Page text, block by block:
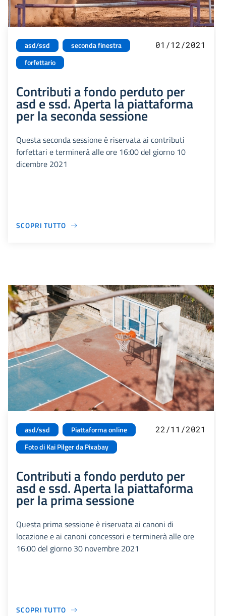
asd/ssd
seconda finestra
forfettario
01/12/2021
Contributi a fondo perduto per
asd e ssd. Aperta la piattaforma
per la seconda sessione
Questa seconda sessione è riservata ai contributi
forfettari e terminerà alle ore 16:00 del giorno 10
dicembre 2021
SCOPRI TUTTO
asd/ssd
Piattaforma online
Foto di Kai Pilger da Pixabay
22/11/2021
Contributi a fondo perduto per
asd e ssd. Aperta la piattaforma
per la prima sessione
Questa prima sessione è riservata ai canoni di
locazione e ai canoni concessori e terminerà alle ore
16:00 del giorno 30 novembre 2021
SCOPRI TUTTO